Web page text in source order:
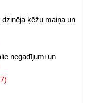
ķēžu maiņa un
negadījumi un